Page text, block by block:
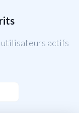
utilisateurs actifs